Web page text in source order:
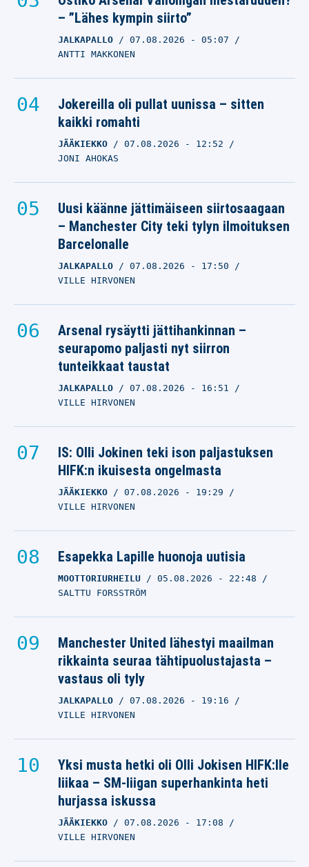
– ”Lähes kympin siirto”
JALKAPALLO 07.08.2026 - 05:07
ANTTI MAKKONEN
Jokereilla oli pullat uunissa – sitten
kaikki romahti
JÄÄKIEKKO 07.08.2026 - 12:52
JONI AHOKAS
Uusi käänne jättimäiseen siirtosaagaan
– Manchester City teki tylyn ilmoituksen
Barcelonalle
JALKAPALLO 07.08.2026 - 17:50
VILLE HIRVONEN
Arsenal rysäytti jättihankinnan –
seurapomo paljasti nyt siirron
tunteikkaat taustat
JALKAPALLO 07.08.2026 - 16:51
VILLE HIRVONEN
IS: Olli Jokinen teki ison paljastuksen
HIFK:n ikuisesta ongelmasta
JÄÄKIEKKO 07.08.2026 - 19:29
VILLE HIRVONEN
Esapekka Lapille huonoja uutisia
MOOTTORIURHEILU 05.08.2026 - 22:48
SALTTU FORSSTRÖM
Manchester United lähestyi maailman
rikkainta seuraa tähtipuolustajasta –
vastaus oli tyly
JALKAPALLO 07.08.2026 - 19:16
VILLE HIRVONEN
Yksi musta hetki oli Olli Jokisen HIFK:lle
liikaa – SM-liigan superhankinta heti
hurjassa iskussa
JÄÄKIEKKO 07.08.2026 - 17:08
VILLE HIRVONEN